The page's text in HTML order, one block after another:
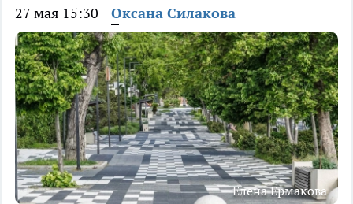
27 мая 15:30 Оксана Силакова
Елена Ермакова